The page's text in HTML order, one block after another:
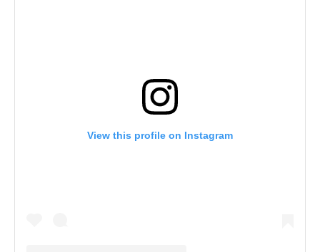
View this profile on Instagram